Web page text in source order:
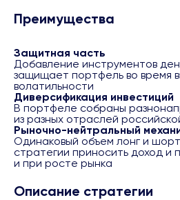
Преимущества
Защитная часть
Добавление инструментов
защищает портфель во время
волатильности
Диверсификация инвестиций
В портфеле собраны
из разных отраслей
Рыночно-нейтральный
Одинаковый объем лонг и
стратегии приносить доход и
и при росте рынка
Описание стратегии